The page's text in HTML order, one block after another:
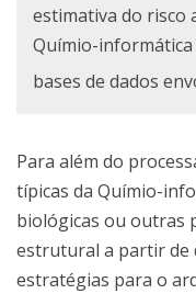
estimativa do risco
Químio-informática
bases de dados
Para além do
típicas da Químio-
biológicas ou outras
estrutural a partir de
estratégias para o